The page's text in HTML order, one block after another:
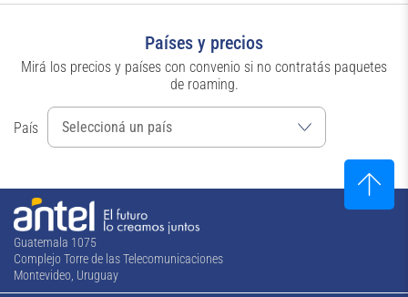
Países y precios
Mirá los precios y países con convenio si no contratás paquetes
de roaming.
País
Guatemala 1075
Complejo Torre de las Telecomunicaciones
Montevideo, Uruguay